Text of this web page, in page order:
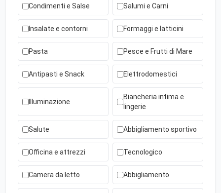
Condimenti e Salse Salumi e Carni
Insalate e contorni Formaggi e latticini
Pasta Pesce e Frutti di Mare
Antipasti e Snack Elettrodomestici
Illuminazione
Biancheria intima e
lingerie
Salute Abbigliamento sportivo
Officina e attrezzi Tecnologico
Camera da letto Abbigliamento